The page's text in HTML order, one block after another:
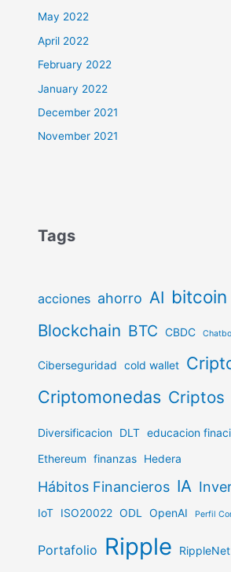
May 2022
April 2022
February 2022
January 2022
December 2021
November 2021
Tags
acciones ahorro AI bitcoin
Blockchain BTC CBDC
Ciberseguridad cold wallet
Criptomonedas Criptos
Diversificacion DLT educacion
Ethereum finanzas Hedera
Hábitos Financieros IA
IoT ISO20022 ODL OpenAI Perfil
Portafolio Ripple RippleNet